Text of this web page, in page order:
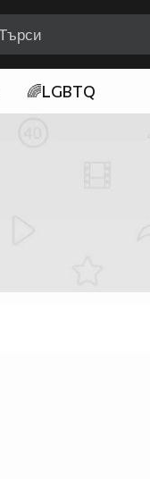
🌈LGBTQ